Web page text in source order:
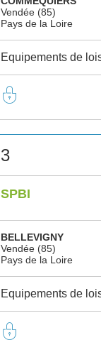
Vendée (85)
Pays de la Loire
Equipements de
3
SPBI
BELLEVIGNY
Vendée (85)
Pays de la Loire
Equipements de